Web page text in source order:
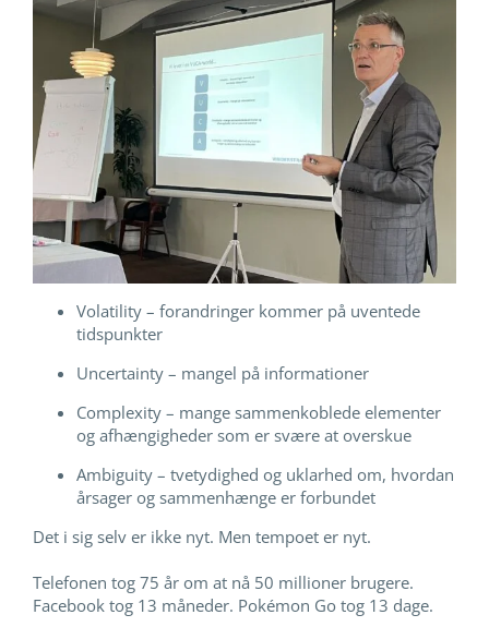
Volatility – forandringer kommer på​ uventede
tidspunkter
Uncertainty – mangel på informationer
Complexity – mange sammenkoblede elementer
og afhængigheder som er svære at overskue
Ambiguity – tvetydighed og uklarhed om, hvordan
årsager og sammenhænge er forbundet
Det i sig selv er ikke nyt. Men tempoet er nyt.
Telefonen tog 75 år om at nå 50 millioner brugere.
Facebook tog 13 måneder. Pokémon Go tog 13 dage.